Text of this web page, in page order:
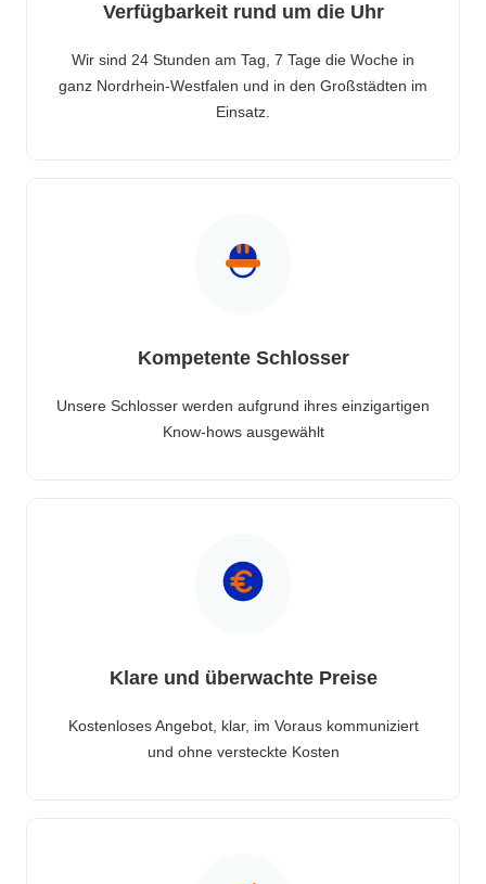
Verfügbarkeit rund um die Uhr
Wir sind 24 Stunden am Tag, 7 Tage die Woche in
ganz Nordrhein-Westfalen und in den Großstädten im
Einsatz.
Kompetente Schlosser
Unsere Schlosser werden aufgrund ihres einzigartigen
Know-hows ausgewählt
Klare und überwachte Preise
Kostenloses Angebot, klar, im Voraus kommuniziert
und ohne versteckte Kosten